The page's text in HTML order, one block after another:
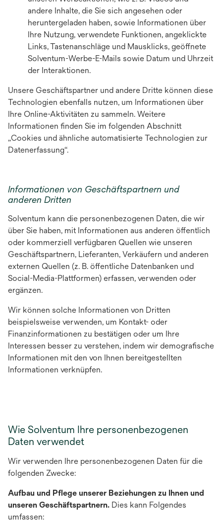
andere Inhalte, die Sie sich angesehen oder
heruntergeladen haben, sowie Informationen über
Ihre Nutzung, verwendete Funktionen, angeklickte
Links, Tastenanschläge und Mausklicks, geöffnete
Solventum-Werbe-E-Mails sowie Datum und Uhrzeit
der Interaktionen.
Unsere Geschäftspartner und andere Dritte können diese
Technologien ebenfalls nutzen, um Informationen über
Ihre Online-Aktivitäten zu sammeln. Weitere
Informationen finden Sie im folgenden Abschnitt
„Cookies und ähnliche automatisierte Technologien zur
Datenerfassung“.
Informationen von Geschäftspartnern und
anderen Dritten
Solventum kann die personenbezogenen Daten, die wir
über Sie haben, mit Informationen aus anderen öffentlich
oder kommerziell verfügbaren Quellen wie unseren
Geschäftspartnern, Lieferanten, Verkäufern und anderen
externen Quellen (z. B. öffentliche Datenbanken und
Social-Media-Plattformen) erfassen, verwenden oder
ergänzen.
Wir können solche Informationen von Dritten
beispielsweise verwenden, um Kontakt- oder
Finanzinformationen zu bestätigen oder um Ihre
Interessen besser zu verstehen, indem wir demografische
Informationen mit den von Ihnen bereitgestellten
Informationen verknüpfen.
Wie Solventum Ihre personenbezogenen
Daten verwendet
Wir verwenden Ihre personenbezogenen Daten für die
folgenden Zwecke:
Aufbau und Pflege unserer Beziehungen zu Ihnen und
unseren Geschäftspartnern. Dies kann Folgendes
umfassen: